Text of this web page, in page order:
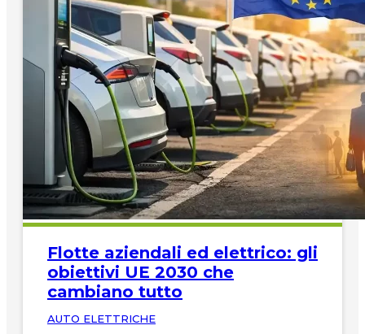
Flotte aziendali ed elettrico: gli
obiettivi UE 2030 che
cambiano tutto
AUTO ELETTRICHE